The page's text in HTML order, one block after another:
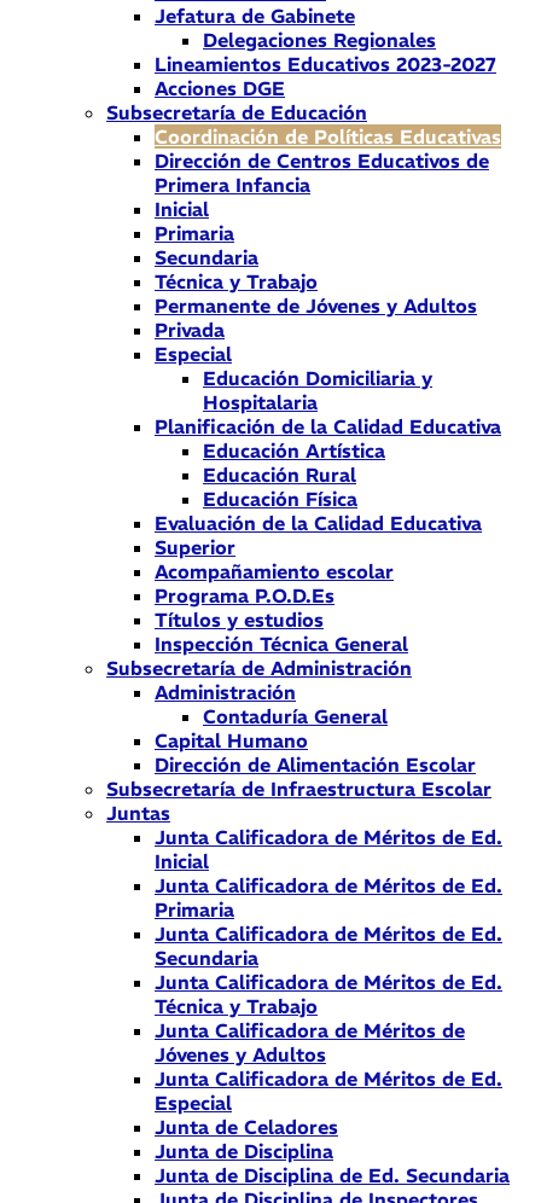
Jefatura de Gabinete
Delegaciones Regionales
Lineamientos Educativos 2023-2027
Acciones DGE
Subsecretaría de Educación
Coordinación de Políticas Educativas
Dirección de Centros Educativos de
Primera Infancia
Inicial
Primaria
Secundaria
Técnica y Trabajo
Permanente de Jóvenes y Adultos
Privada
Especial
Educación Domiciliaria y
Hospitalaria
Planificación de la Calidad Educativa
Educación Artística
Educación Rural
Educación Física
Evaluación de la Calidad Educativa
Superior
Acompañamiento escolar
Programa P.O.D.Es
Títulos y estudios
Inspección Técnica General
Subsecretaría de Administración
Administración
Contaduría General
Capital Humano
Dirección de Alimentación Escolar
Subsecretaría de Infraestructura Escolar
Juntas
Junta Calificadora de Méritos de Ed.
Inicial
Junta Calificadora de Méritos de Ed.
Primaria
Junta Calificadora de Méritos de Ed.
Secundaria
Junta Calificadora de Méritos de Ed.
Técnica y Trabajo
Junta Calificadora de Méritos de
Jóvenes y Adultos
Junta Calificadora de Méritos de Ed.
Especial
Junta de Celadores
Junta de Disciplina
Junta de Disciplina de Ed. Secundaria